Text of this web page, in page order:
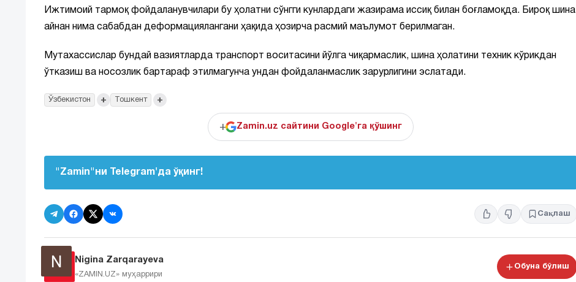
Ижтимоий тармоқ фойдаланувчилари бу ҳолатни сўнгги кунлардаги жазирама иссиқ билан боғламоқда. Бироқ шина
айнан нима сабабдан деформациялангани ҳақида ҳозирча расмий маълумот берилмаган.
Мутахассислар бундай вазиятларда транспорт воситасини йўлга чиқармаслик, шина ҳолатини техник кўрикдан
ўтказиш ва носозлик бартараф этилмагунча ундан фойдаланмаслик зарурлигини эслатади.
Ўзбекистон + Тошкент +
+ Zamin.uz сайтини Google'га қўшинг
"Zamin"ни Telegram'да ўқинг!
Сақлаш
Nigina Zarqarayeva
«ZAMIN.UZ» муҳаррири
Обуна бўлиш